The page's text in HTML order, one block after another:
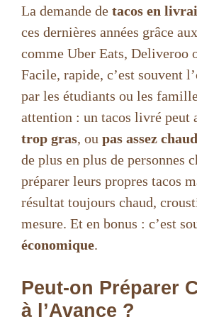
La demande de tacos en
ces dernières années grâce
comme Uber Eats, Deliveroo
Facile, rapide, c’est souvent
par les étudiants ou les
attention : un tacos livré peut
trop gras, ou pas assez chaud
de plus en plus de personnes
préparer leurs propres tacos
résultat toujours chaud,
mesure. Et en bonus : c’est
économique.
Peut-on Préparer
à l’Avance ?